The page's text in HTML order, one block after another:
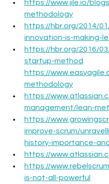
https://www.jile.io/
methodology
https://hbr.org/2014/
innovation-is-making-
https://hbr.org/2016/
startup-method
https://
methodology
https://
management/lean-
https://
improve-scrum/
history-importance-
https://
https://
is-not-all-powerful